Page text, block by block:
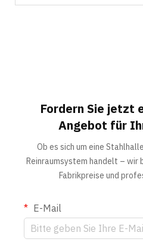
Fordern Sie jetzt
Angebot für
Ob es sich um eine
Reinraumsystem handelt –
Fabrikpreise und
E-Mail